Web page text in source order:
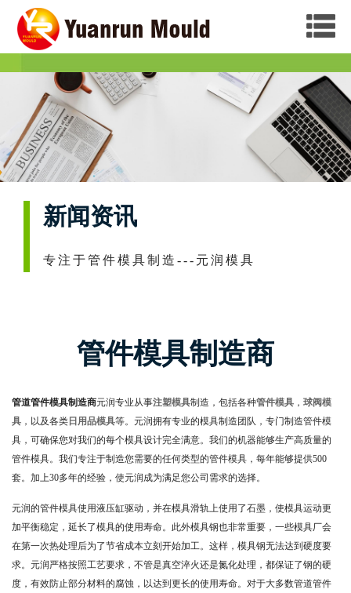
新闻资讯
专注于管件模具制造---元润模具
管件模具制造商
管道管件模具制造商元润专业从事注塑模具制造，包括各种管件模具 ， 球阀模
具 ，以及各类 日用品模具等。元润拥有专业的模具制造团队，专门制造管件模
具，可确保您对我们的每个模具设计完全满意。我们的机器能够生产高质量的
管件模具。我们专注于制造您需要的任何类型的管件模具， 每年能够提供500
套。加上30多年的经验，使元润成为满足您公司需求的选择。
元润的管件模具使用液压缸驱动，并在模具滑轨上使用了石墨，使模具运动更
加平衡稳定，延长了模具的使用寿命。此外模具钢也非常重要，一些模具厂会
在第一次热处理后为了节省成本立刻开始加工。这样，模具钢无法达到硬度要
求。元润严格按照工艺要求，不管是真空淬火还是氮化处理，都保证了钢的硬
度，有效防止部分材料的腐蚀，以达到更长的使用寿命。对于大多数管道管件